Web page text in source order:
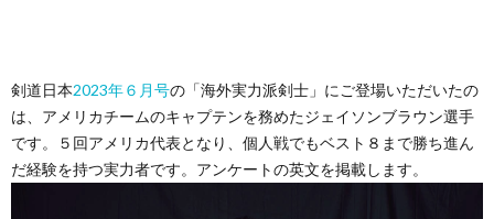
剣道日本2023年６月号の「海外実力派剣士」にご登場いただいたの
は、アメリカチームのキャプテンを務めたジェイソンブラウン選手
です。５回アメリカ代表となり、個人戦でもベスト８まで勝ち進ん
だ経験を持つ実力者です。アンケートの英文を掲載します。